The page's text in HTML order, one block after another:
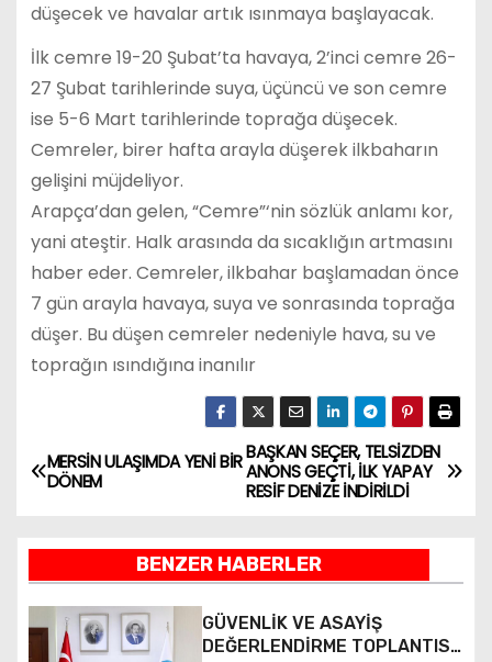
düşecek ve havalar artık ısınmaya başlayacak.
İlk cemre 19-20 Şubat’ta havaya, 2’inci cemre 26-
27 Şubat tarihlerinde suya, üçüncü ve son cemre
ise 5-6 Mart tarihlerinde toprağa düşecek.
Cemreler, birer hafta arayla düşerek ilkbaharın
gelişini müjdeliyor.
Arapça’dan gelen, “Cemre”‘nin sözlük anlamı kor,
yani ateştir. Halk arasında da sıcaklığın artmasını
haber eder. Cemreler, ilkbahar başlamadan önce
7 gün arayla havaya, suya ve sonrasında toprağa
düşer. Bu düşen cemreler nedeniyle hava, su ve
toprağın ısındığına inanılır
Y
z
ı
g
BAŞKAN SEÇER, TELSİZDEN
ANONS GEÇTİ, İLK YAPAY
RESİF DENİZE İNDİRİLDİ
MERSİN ULAŞIMDA YENİ BİR
DÖNEM
BENZER HABERLER
GÜVENLİK VE ASAYİŞ
DEĞERLENDİRME TOPLANTISI